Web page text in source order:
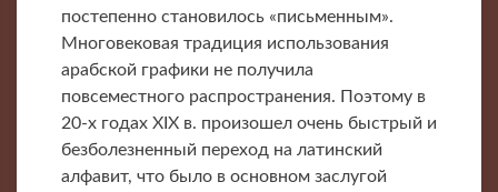
постепенно становилось «письменным».
Многовековая традиция использования
арабской графики не получила
повсеместного распространения. Поэтому в
20-х годах XIX в. произошел очень быстрый и
безболезненный переход на латинский
алфавит, что было в основном заслугой